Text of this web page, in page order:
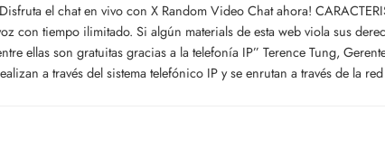
el chat en vivo con X Random Video Chat ahora!
con tiempo ilimitado. Si algún materials de esta web viola sus
ellas son gratuitas gracias a la telefonía IP” Terence Tung,
a través del sistema telefónico IP y se enrutan a través de la